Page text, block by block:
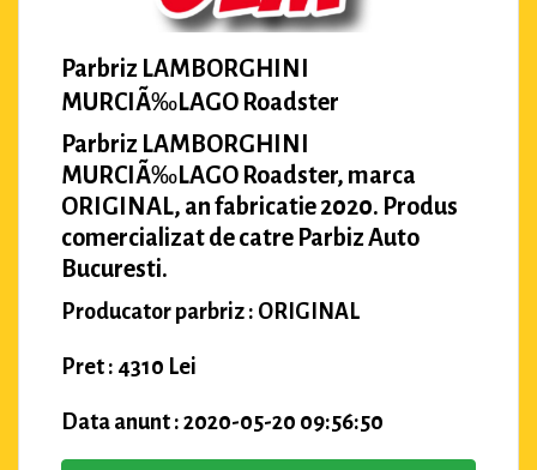
Parbriz LAMBORGHINI
MURCIÃ‰LAGO Roadster
Parbriz LAMBORGHINI
MURCIÃ‰LAGO Roadster, marca
ORIGINAL, an fabricatie 2020. Produs
comercializat de catre Parbiz Auto
Bucuresti.
Producator parbriz : ORIGINAL
Pret : 4310 Lei
Data anunt : 2020-05-20 09:56:50